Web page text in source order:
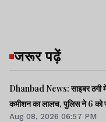
जरूर पढ़ें
Dhanbad News: साइबर ठगी
कमीशन का लालच, पुलिस ने 6 को
Aug 08, 2026 06:57 PM